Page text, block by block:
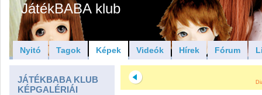
JátékBABA klub
Nyitó Tagok Képek Videók Hírek Fórum
JÁTÉKBABA KLUB
KÉPGALÉRIÁI